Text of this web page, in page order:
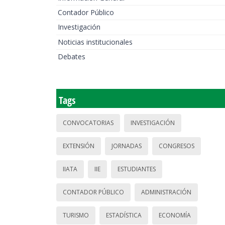
Contador Público
Investigación
Noticias institucionales
Debates
Tags
CONVOCATORIAS INVESTIGACIÓN
EXTENSIÓN JORNADAS CONGRESOS
IIATA IIE ESTUDIANTES
CONTADOR PÚBLICO ADMINISTRACIÓN
TURISMO ESTADÍSTICA ECONOMÍA